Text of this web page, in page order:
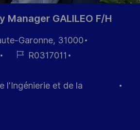
Manager GALILEO F/H
Garonne, 31000
Référence
R0317011
l'Ingénierie et de la